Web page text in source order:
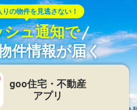
りの物件を見逃さない！
シュ通知で
件情報が届く
goo住宅・不動産
アプリ